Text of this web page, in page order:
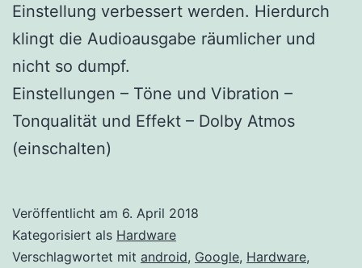
Einstellung verbessert werden. Hierdurch
klingt die Audioausgabe räumlicher und
nicht so dumpf.
Einstellungen – Töne und Vibration –
Tonqualität und Effekt – Dolby Atmos
(einschalten)
Veröffentlicht am 6. April 2018
Kategorisiert als Hardware
Verschlagwortet mit android, Google, Hardware,